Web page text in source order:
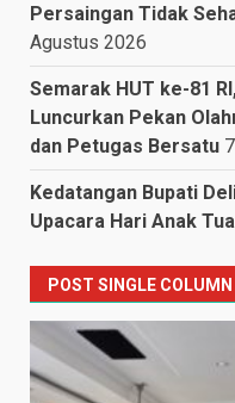
Persaingan Tidak
Agustus 2026
Semarak HUT ke-81
Luncurkan Pekan
dan Petugas Bersatu
Kedatangan Bupati
Upacara Hari Anak
POST SINGLE COLUMN